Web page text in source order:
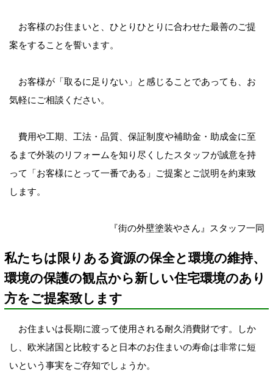
お客様のお住まいと、ひとりひとりに合わせた最善のご提
案をすることを誓います。
お客様が「取るに足りない」と感じることであっても、お
気軽にご相談ください。
費用や工期、工法・品質、保証制度や補助金・助成金に至
るまで外装のリフォームを知り尽くしたスタッフが誠意を持
って「お客様にとって一番である」ご提案とご説明を約束致
します。
『街の外壁塗装やさん』スタッフ一同
私たちは限りある資源の保全と環境の維持、
環境の保護の観点から新しい住宅環境のあり
方をご提案致します
お住まいは長期に渡って使用される耐久消費財です。しか
し、欧米諸国と比較すると日本のお住まいの寿命は非常に短
いという事実をご存知でしょうか。